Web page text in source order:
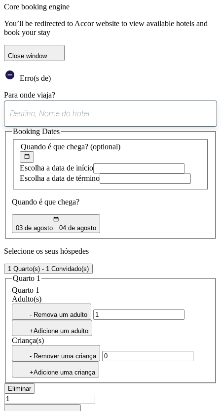
Core booking engine
You’ll be redirected to Accor website to view available hotels and
book your stay
Close window
Erro(s de)
Para onde viaja?
sugestão
encontrada
Quando é que chega? (optional)
Escolha a data de início
Escolha a data de término
Quando é que chega?
03 de agosto 04 de agosto
Booking Dates
Selecione os seus hóspedes
1 Quarto(s) - 1 Convidado(s)
Quarto 1
Quarto 1
Adulto(s)
- Remova um adulto
+Adicione um adulto
Criança(s)
- Remover uma criança
+Adicione uma criança
Eliminar